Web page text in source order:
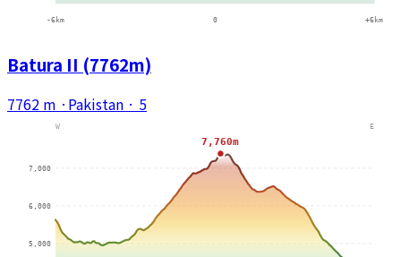
Batura II (7762m)
7762 m · Pakistan · 5